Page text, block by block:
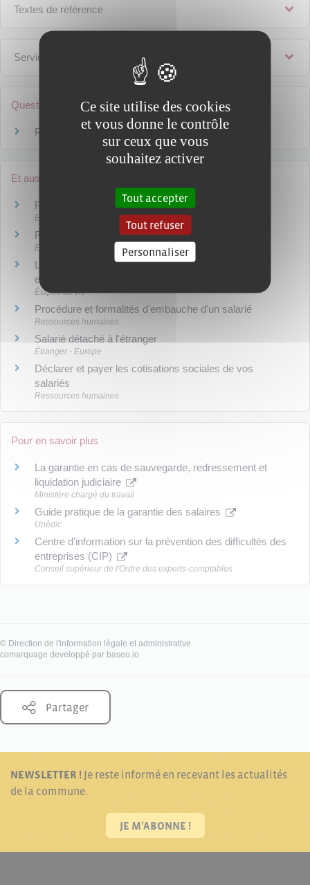
Textes de référence
Services en ligne et formulaires
Questions ? Réponses !
Pour les salariés, montants de la garantie
Et aussi
Procédure de sauvegarde
Entreprises en difficulté
Redressement judiciaire
Entreprises en difficulté
Liquidation judiciaire : fermeture involontaire d'une
entreprise
Étapes de vie
Procédure et formalités d'embauche d'un salarié
Ressources humaines
Salarié détaché à l'étranger
Étranger - Europe
Déclarer et payer les cotisations sociales de vos
salariés
Ressources humaines
Pour en savoir plus
La garantie en cas de sauvegarde, redressement et
liquidation judiciaire
Ministère chargé du travail
Guide pratique de la garantie des salaires
Unédic
Centre d'information sur la prévention des difficultés des
entreprises (CIP)
Conseil supérieur de l'Ordre des experts-comptables
© Direction de l'information légale et administrative
comarquage developpé par baseo.io
Partager
NEWSLETTER ! Je reste informé en recevant les actualités
de la commune.
JE M'ABONNE !
Ce site utilise des cookies
et vous donne le contrôle
sur ceux que vous
souhaitez activer
Tout accepter
Tout refuser
Personnaliser